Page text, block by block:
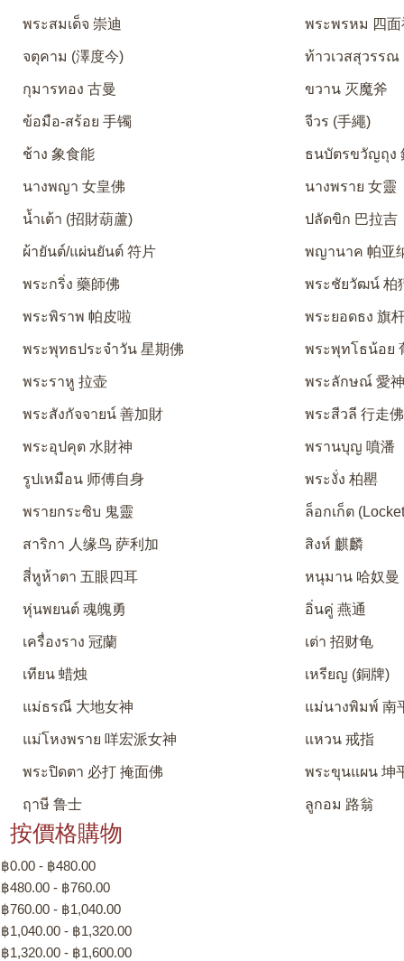
พระสมเด็จ 崇迪 พระพรหม 四面
จตุคาม (澤度今) ท้าวเวสสุวรรณ
กุมารทอง 古曼 ขวาน 灭魔斧
ข้อมือ-สร้อย 手镯 จีวร (手繩)
ช้าง 象食能 ธนบัตรขวัญถุง
นางพญา 女皇佛 นางพราย 女靈
น้ำเต้า (招財葫蘆) ปลัดขิก 巴拉吉
ผ้ายันต์/แผ่นยันต์ 符片 พญานาค 帕亚
พระกริ่ง 藥師佛 พระชัยวัฒน์ 柏
พระพิราพ 帕皮啦 พระยอดธง 旗
พระพุทธประจำวัน 星期佛 พระพุทโธน้อย
พระราหู 拉壶 พระลักษณ์ 愛
พระสังกัจจายน์ 善加財 พระสีวลี 行走佛
พระอุปคุต 水財神 พรานบุญ 噴潘
รูปเหมือน 师傅自身 พระงั่ง 柏罌
พรายกระซิบ 鬼靈 ล็อกเก็ต
สาริกา 人缘鸟 萨利加 สิงห์ 麒麟
สี่หูห้าตา 五眼四耳 หนุมาน 哈奴曼
หุ่นพยนต์ 魂魄勇 อิ่นคู่ 燕通
เครื่องราง 冠蘭 เต่า 招财龟
เทียน 蜡烛 เหรียญ (銅牌)
แม่ธรณี 大地女神 แม่นางพิมพ์ 南
แม่โหงพราย 咩宏派女神 แหวน 戒指
พระปิดตา 必打 掩面佛 พระขุนแผน 坤
ฤาษี 鲁士 ลูกอม 路翁
按價格購物
฿0.00 - ฿480.00
฿480.00 - ฿760.00
฿760.00 - ฿1,040.00
฿1,040.00 - ฿1,320.00
฿1,320.00 - ฿1,600.00